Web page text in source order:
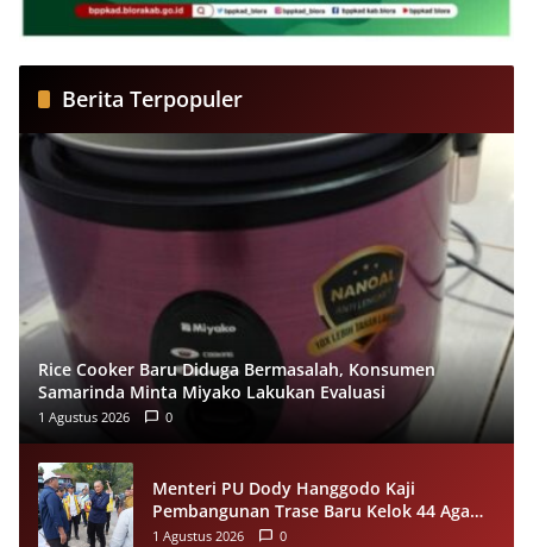
Berita Terpopuler
Rice Cooker Baru Diduga Bermasalah, Konsumen
Samarinda Minta Miyako Lakukan Evaluasi
1 Agustus 2026 0
Menteri PU Dody Hanggodo Kaji
Pembangunan Trase Baru Kelok 44 Agam
Usai Longsor, Utamakan Keselamatan
1 Agustus 2026 0